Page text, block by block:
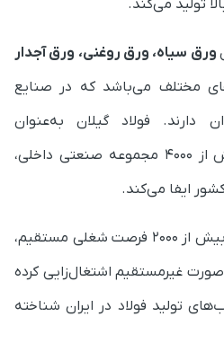
تولید می‌کند.
ورق سیاه، ورق روغنی، ورق آجدار
مختلف می‌باشد که در صنایع
دارند. فولاد گیلان به‌عنوان
تامین‌کننده مواد اولیه بیش از ۴۰۰۰ مجموعه صنعتی داخلی،
ایفا می‌کند.
این مجموعه علاوه بر ایجاد بیش از ۲۰۰۰ فرصت شغلی مستقیم،
هزار نفر به‌صورت غیرمستقیم اشتغال‌زایی کرده
تولید فولاد در ایران شناخته